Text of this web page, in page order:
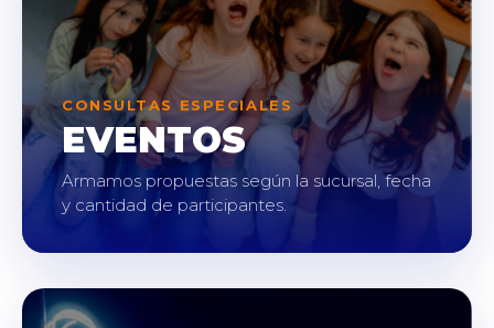
CONSULTAS ESPECIALES
EVENTOS
Armamos propuestas según la sucursal, fecha
y cantidad de participantes.